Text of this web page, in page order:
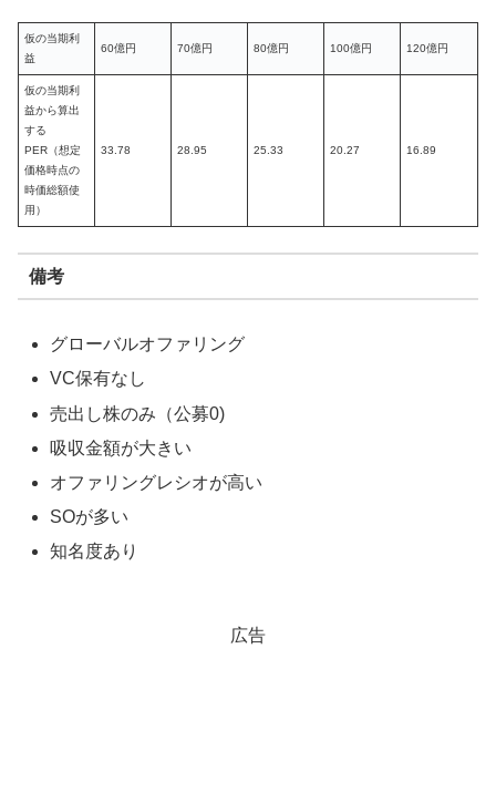
仮の当期利
益
60億円 70億円 80億円 100億円 120億円
仮の当期利
益から算出
する
PER（想定
価格時点の
時価総額使
用）
33.78 28.95 25.33 20.27 16.89
備考
グローバルオファリング
VC保有なし
売出し株のみ（公募0)
吸収金額が大きい
オファリングレシオが高い
SOが多い
知名度あり
広告